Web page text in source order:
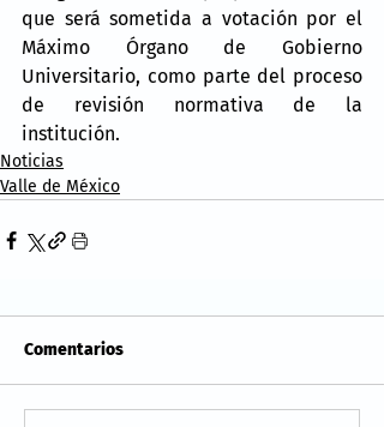
que será sometida a votación por el
Máximo Órgano de Gobierno
Universitario, como parte del proceso
de revisión normativa de la
institución.
Noticias
Valle de México
Comentarios